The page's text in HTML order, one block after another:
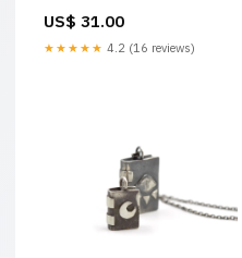
US$ 31.00
★★★★★ 4.2 (16 reviews)